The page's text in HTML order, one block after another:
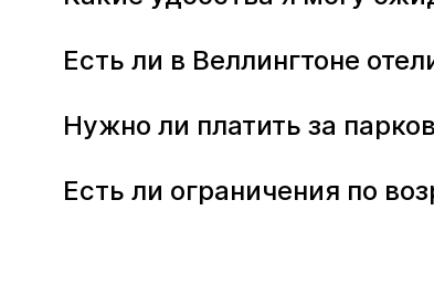
Есть ли в Веллингтоне
Нужно ли платить за
Есть ли ограничения по